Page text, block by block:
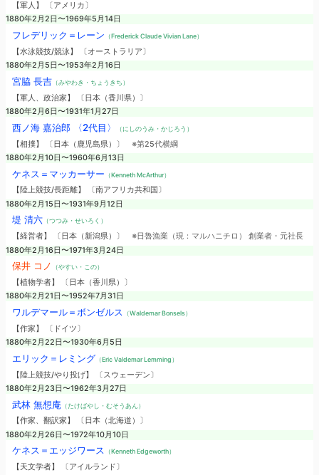
【軍人】 〔アメリカ〕
1880年2月2日〜1969年5月14日
フレデリック＝レーン （Frederick Claude Vivian Lane）
【水泳競技/競泳】 〔オーストラリア〕
1880年2月5日〜1953年2月16日
宮脇 長吉（みやわき・ちょうきち）
【軍人、政治家】 〔日本（香川県）〕
1880年2月6日〜1931年1月27日
西ノ海 嘉治郎 〈2代目〉 （にしのうみ・かじろう）
【相撲】 〔日本（鹿児島県）〕 ※第25代横綱
1880年2月10日〜1960年6月13日
ケネス＝マッカーサー （Kenneth McArthur）
【陸上競技/長距離】 〔南アフリカ共和国〕
1880年2月15日〜1931年9月12日
堤 清六（つつみ・せいろく）
【経営者】 〔日本（新潟県）〕 ※日魯漁業（現：マルハニチロ） 創業者・元社長
1880年2月16日〜1971年3月24日
保井 コノ （やすい・この）
【植物学者】 〔日本（香川県）〕
1880年2月21日〜1952年7月31日
ワルデマール＝ボンゼルス （Waldemar Bonsels）
【作家】 〔ドイツ〕
1880年2月22日〜1930年6月5日
エリック＝レミング （Eric Valdemar Lemming）
【陸上競技/やり投げ】 〔スウェーデン〕
1880年2月23日〜1962年3月27日
武林 無想庵（たけばやし・むそうあん）
【作家、翻訳家】 〔日本（北海道）〕
1880年2月26日〜1972年10月10日
ケネス＝エッジワース （Kenneth Edgeworth）
【天文学者】 〔アイルランド〕